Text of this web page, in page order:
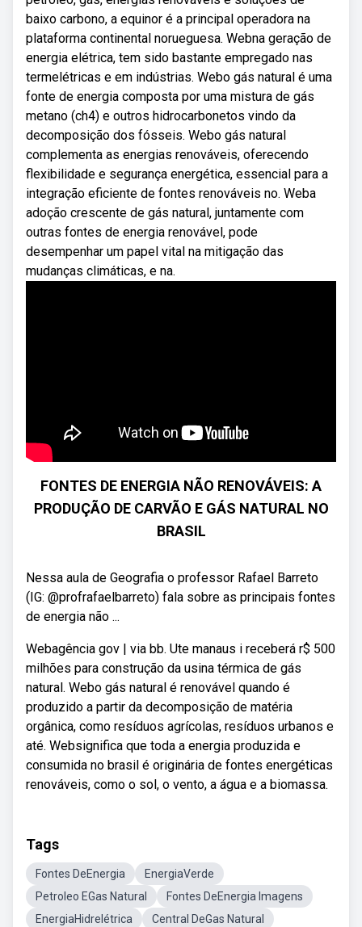
baixo carbono, a equinor é a principal operadora na
plataforma continental norueguesa. Webna geração de
energia elétrica, tem sido bastante empregado nas
termelétricas e em indústrias. Webo gás natural é uma
fonte de energia composta por uma mistura de gás
metano (ch4) e outros hidrocarbonetos vindo da
decomposição dos fósseis. Webo gás natural
complementa as energias renováveis, oferecendo
flexibilidade e segurança energética, essencial para a
integração eficiente de fontes renováveis no. Weba
adoção crescente de gás natural, juntamente com
outras fontes de energia renovável, pode
desempenhar um papel vital na mitigação das
mudanças climáticas, e na.
FONTES DE ENERGIA NÃO RENOVÁVEIS: A
PRODUÇÃO DE CARVÃO E GÁS NATURAL NO
BRASIL
Nessa aula de Geografia o professor Rafael Barreto
(IG: @profrafaelbarreto) fala sobre as principais fontes
de energia não ...
Webagência gov | via bb. Ute manaus i receberá r$ 500
milhões para construção da usina térmica de gás
natural. Webo gás natural é renovável quando é
produzido a partir da decomposição de matéria
orgânica, como resíduos agrícolas, resíduos urbanos e
até. Websignifica que toda a energia produzida e
consumida no brasil é originária de fontes energéticas
renováveis, como o sol, o vento, a água e a biomassa.
Tags
Fontes DeEnergia
EnergiaVerde
Petroleo EGas Natural
Fontes DeEnergia Imagens
EnergiaHidrelétrica
Central DeGas Natural